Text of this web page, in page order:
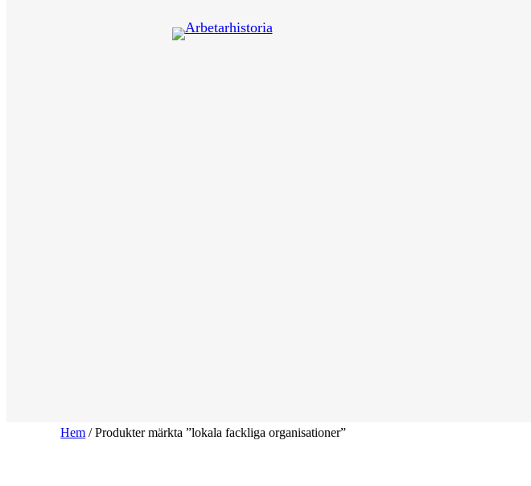
Hem / Produkter märkta ”lokala fackliga organisationer”